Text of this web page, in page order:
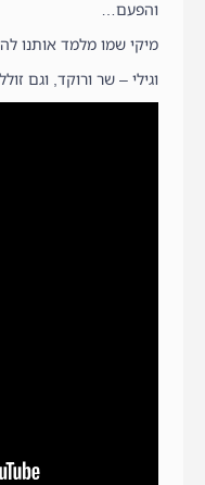
והפעם…
מיקי שמו מלמד אותנו
וגילי – שר ורוקד, וגם